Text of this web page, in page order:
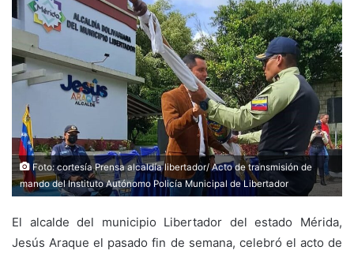
Foto: cortesía Prensa alcaldía libertador/ Acto de transmisión de
mando del Instituto Autónomo Policía Municipal de Libertador
El alcalde del municipio Libertador del estado Mérida,
Jesús Araque el pasado fin de semana, celebró el acto de